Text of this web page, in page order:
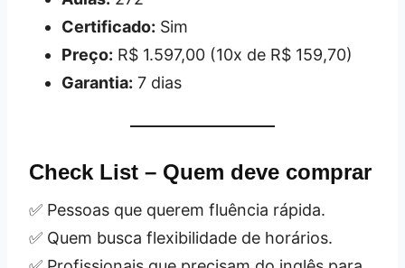
Certificado: Sim
Preço: R$ 1.597,00 (10x de R$ 159,70)
Garantia: 7 dias
Check List – Quem deve comprar
✅ Pessoas que querem fluência rápida.
✅ Quem busca flexibilidade de horários.